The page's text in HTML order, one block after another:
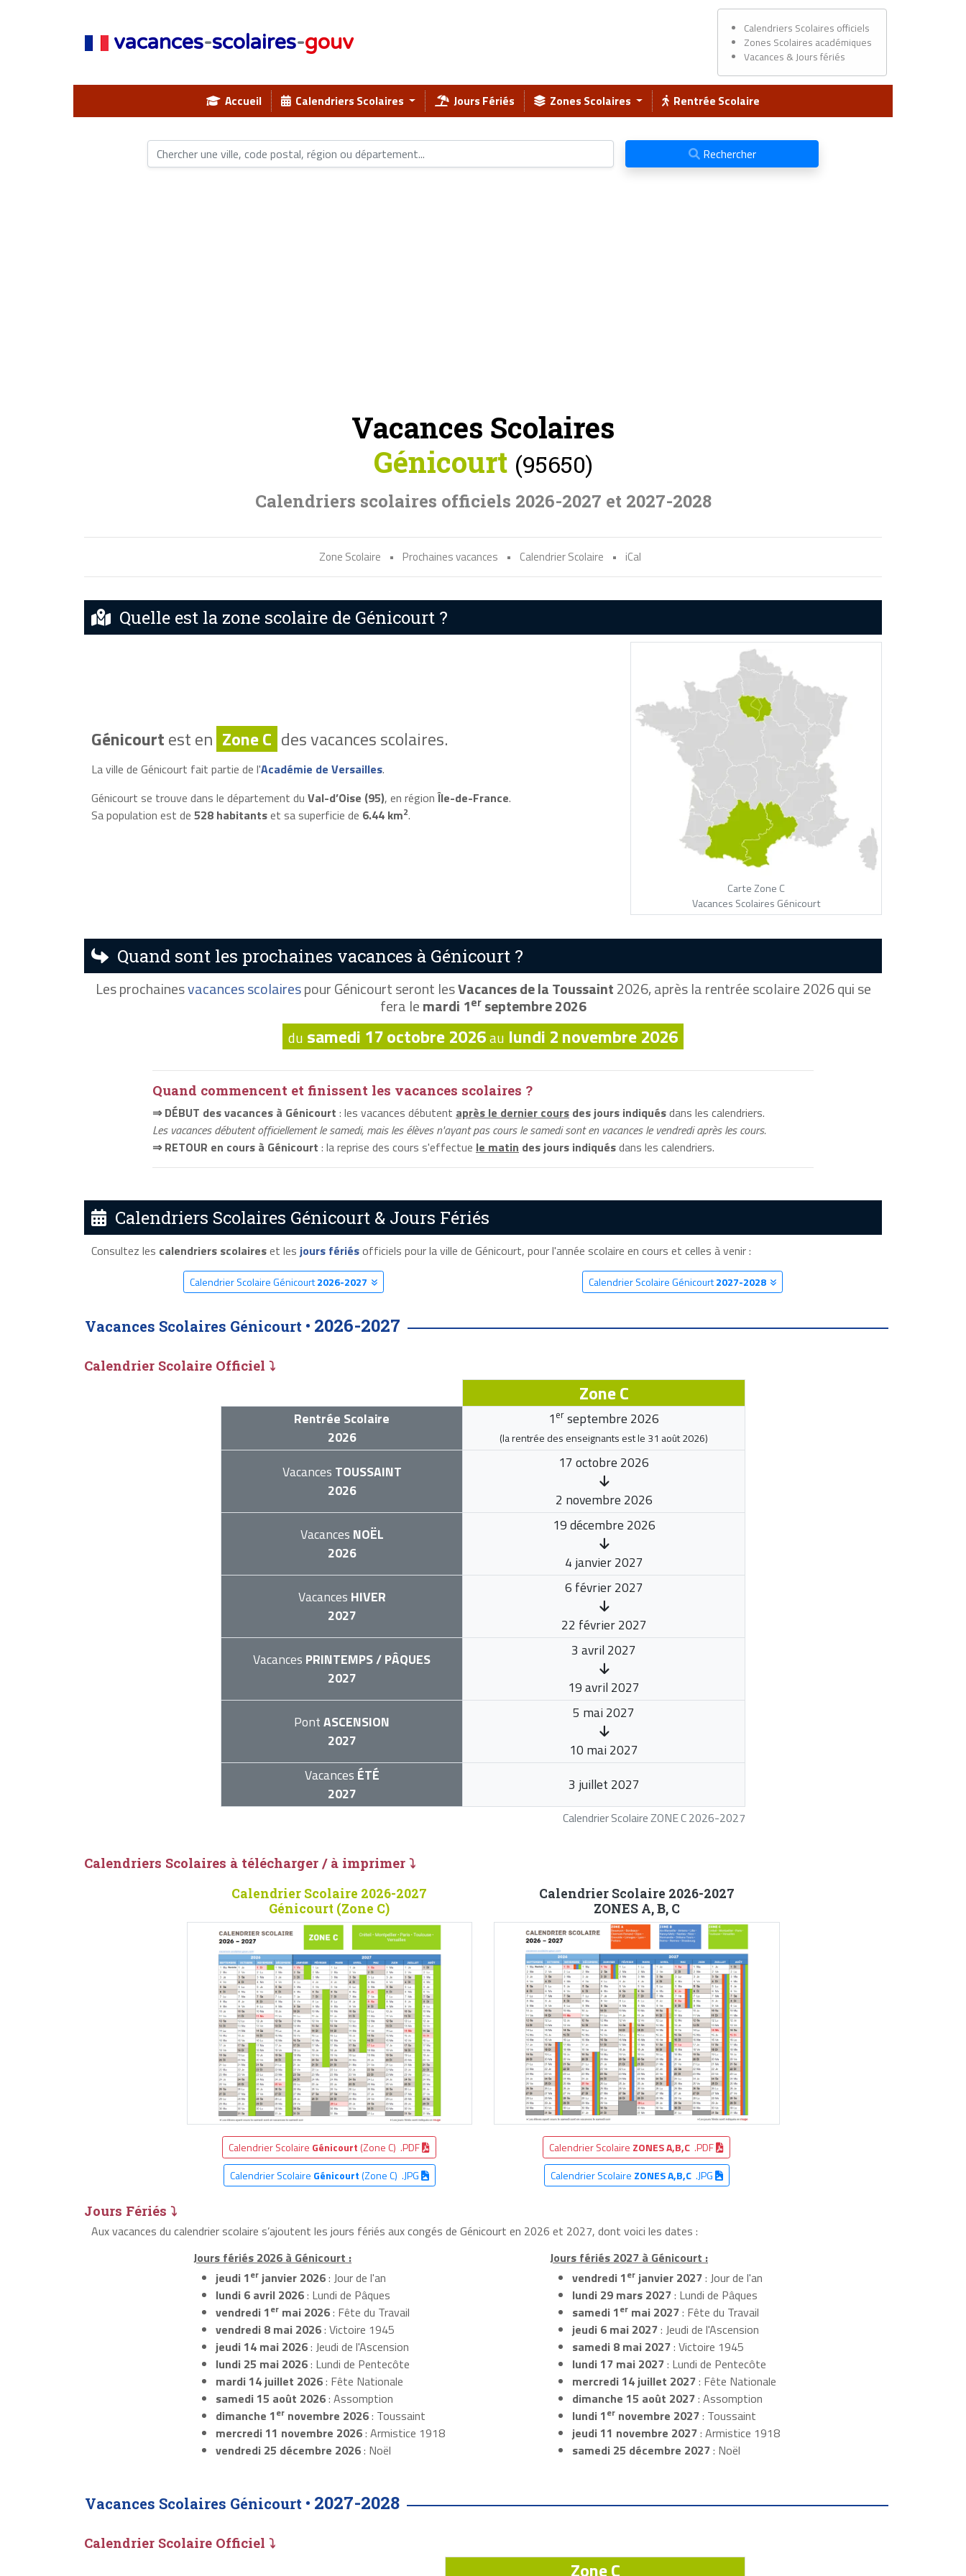
vacances-scolaires-gouv
Calendriers Scolaires officiels
Zones Scolaires académiques
Vacances & Jours fériés
Accueil Calendriers Scolaires Jours Fériés Zones Scolaires Rentrée Scolaire
Rechercher
Vacances Scolaires
Génicourt (95650)
Calendriers scolaires officiels 2026-2027 et 2027-2028
Zone Scolaire • Prochaines vacances • Calendrier Scolaire • iCal
Quelle est la zone scolaire de Génicourt ?
Génicourtest en Zone C des vacances scolaires.
La ville de Génicourt fait partie de l'Académie de Versailles.
Génicourt se trouve dans le département du Val-d’Oise (95), en régionÎle-de-France.
Sa population est de 528 habitantset sa superficie de 6.44 km2.
Carte Zone C
Vacances Scolaires Génicourt
Quand sont les prochaines vacances à Génicourt ?
Les prochainesvacances scolairespour Génicourt seront lesVacances de la Toussaint2026, après la rentrée scolaire 2026 qui se
fera lemardi 1erseptembre 2026
du samedi 17 octobre 2026au lundi 2 novembre 2026
Quand commencent et finissent les vacances scolaires ?
⇒ DÉBUT des vacances à Génicourt : les vacances débutent après le dernier cours des jours indiquésdans les calendriers.
Les vacances débutent officiellement le samedi, mais les élèves n'ayant pas cours le samedi sont en vacances le vendredi après les cours.
⇒ RETOUR en cours à Génicourt : la reprise des cours s'effectue le matin des jours indiquésdans les calendriers.
Calendriers Scolaires Génicourt & Jours Fériés
Consultez les calendriers scolaireset les jours fériésofficiels pour la ville de Génicourt, pour l'année scolaire en cours et celles à venir :
Calendrier Scolaire Génicourt2026-2027 Calendrier Scolaire Génicourt2027-2028
Vacances Scolaires Génicourt • 2026-2027
Calendrier Scolaire Officiel ⤵
Calendrier Scolaire ZONE C 2026-2027
Zone C
Rentrée Scolaire
2026
1 er septembre 2026
(la rentrée des enseignants est le 31 août 2026)
Vacances TOUSSAINT
2026
17 octobre 2026
2 novembre 2026
Vacances NOËL
2026
19 décembre 2026
4 janvier 2027
Vacances HIVER
2027
6 février 2027
22 février 2027
Vacances PRINTEMPS / PÂQUES
2027
3 avril 2027
19 avril 2027
PontASCENSION
2027
5 mai 2027
10 mai 2027
Vacances ÉTÉ
2027
3 juillet 2027
Calendriers Scolaires à télécharger / à imprimer ⤵
Calendrier Scolaire 2026-2027
Génicourt (Zone C)
Calendrier Scolaire Génicourt (Zone C) .PDF
Calendrier Scolaire Génicourt(Zone C) .JPG
Calendrier Scolaire 2026-2027
ZONES A, B, C
Calendrier Scolaire ZONES A,B,C .PDF
Calendrier Scolaire ZONES A,B,C.JPG
Jours Fériés ⤵
Aux vacances du calendrier scolaire s’ajoutent les jours fériés aux congés de Génicourt en 2026 et 2027, dont voici les dates :
Jours fériés 2026 à Génicourt :
jeudi 1erjanvier 2026: Jour de l'an
lundi 6 avril 2026: Lundi de Pâques
vendredi 1ermai 2026: Fête du Travail
vendredi 8 mai 2026: Victoire 1945
jeudi 14 mai 2026: Jeudi de l'Ascension
lundi 25 mai 2026: Lundi de Pentecôte
mardi 14 juillet 2026: Fête Nationale
samedi 15 août 2026: Assomption
dimanche 1ernovembre 2026: Toussaint
mercredi 11 novembre 2026: Armistice 1918
vendredi 25 décembre 2026: Noël
Jours fériés 2027 à Génicourt :
vendredi 1erjanvier 2027: Jour de l'an
lundi 29 mars 2027: Lundi de Pâques
samedi 1ermai 2027: Fête du Travail
jeudi 6 mai 2027: Jeudi de l'Ascension
samedi 8 mai 2027: Victoire 1945
lundi 17 mai 2027: Lundi de Pentecôte
mercredi 14 juillet 2027: Fête Nationale
dimanche 15 août 2027: Assomption
lundi 1ernovembre 2027: Toussaint
jeudi 11 novembre 2027: Armistice 1918
samedi 25 décembre 2027: Noël
Vacances Scolaires Génicourt • 2027-2028
Calendrier Scolaire Officiel ⤵
Zone C